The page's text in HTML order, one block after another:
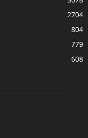
2704
804
779
608